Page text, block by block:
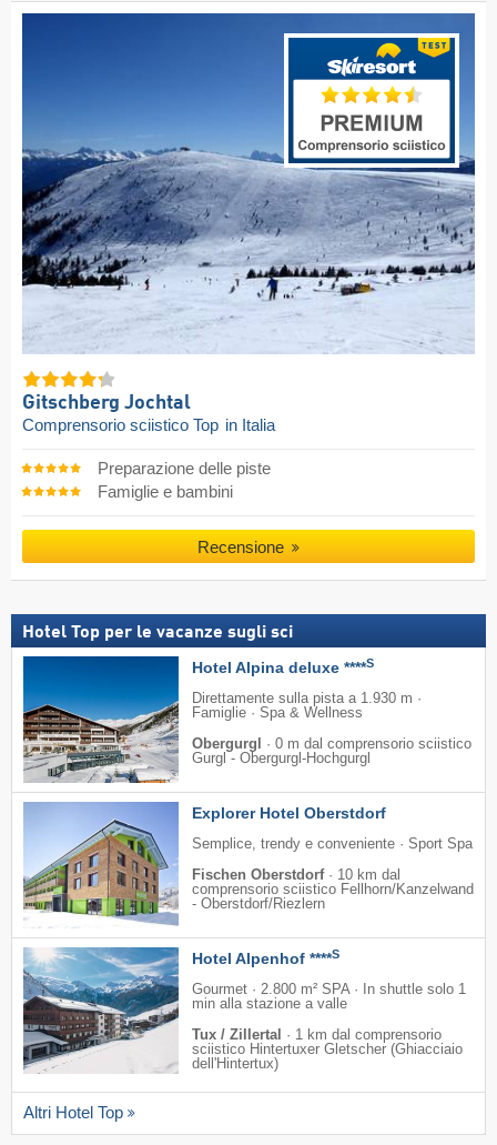
Gitschberg Jochtal
Comprensorio sciistico Top in Italia
Preparazione delle piste
Famiglie e bambini
Recensione
Hotel Top per le vacanze sugli sci
Hotel Alpina deluxe ****S
Direttamente sulla pista a 1.930 m ·
Famiglie · Spa & Wellness
Obergurgl
· 0 m dal comprensorio sciistico
Gurgl - Obergurgl-Hochgurgl
Explorer Hotel Oberstdorf
Semplice, trendy e conveniente · Sport Spa
Fischen Oberstdorf· 10 km dal
comprensorio sciistico Fellhorn/​Kanzelwand
- Oberstdorf/​Riezlern
Hotel Alpenhof ****S
Gourmet · 2.800 m² SPA · In shuttle solo 1
min alla stazione a valle
Tux / Zillertal · 1 km dal comprensorio
sciistico Hintertuxer Gletscher (Ghiacciaio
dell'Hintertux)
Altri Hotel Top